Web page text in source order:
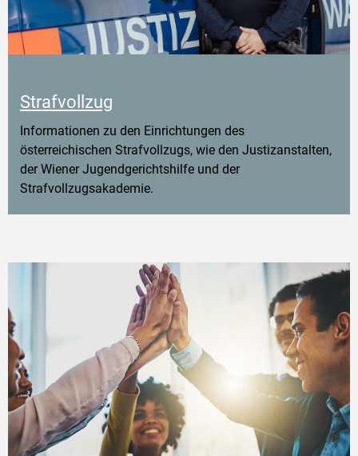
Strafvollzug
Informationen zu den Einrichtungen des
österreichischen Strafvollzugs, wie den Justizanstalten,
der Wiener Jugendgerichtshilfe und der
Strafvollzugsakademie.